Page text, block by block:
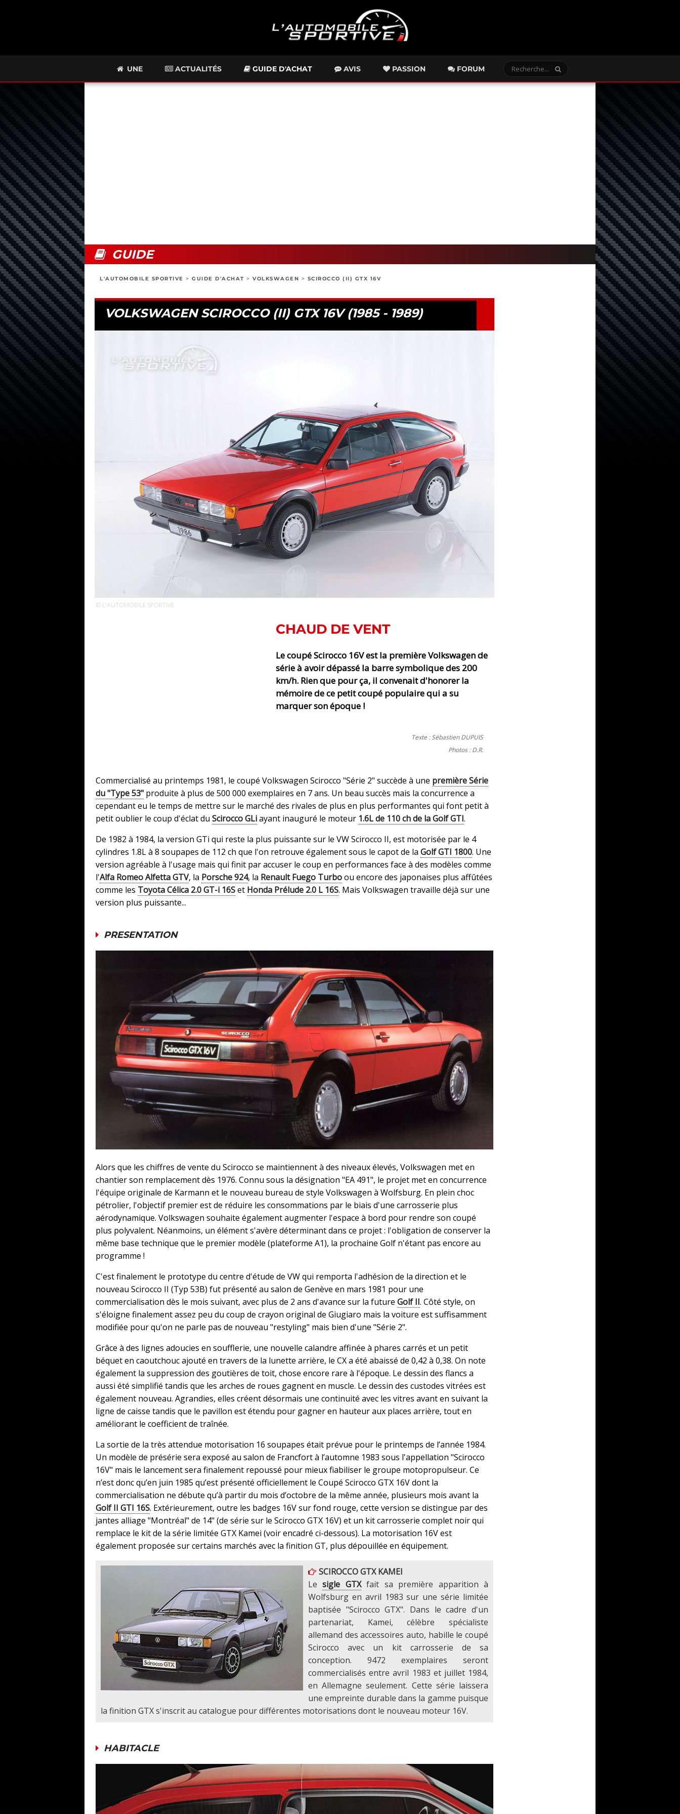
UNE ACTUALITÉS GUIDE D'ACHAT AVIS PASSION FORUM
GUIDE
L'AUTOMOBILE SPORTIVE > GUIDE D'ACHAT > VOLKSWAGEN > SCIROCCO (II) GTX 16V
VOLKSWAGEN SCIROCCO (II) GTX 16V (1985 - 1989)
© L'AUTOMOBILE SPORTIVE
CHAUD DE VENT
Le coupé Scirocco 16V est la première Volkswagen de
série à avoir dépassé la barre symbolique des 200
km/h. Rien que pour ça, il convenait d'honorer la
mémoire de ce petit coupé populaire qui a su
marquer son époque !
Texte : Sébastien DUPUIS
Photos : D.R.
Commercialisé au printemps 1981, le coupé Volkswagen Scirocco "Série 2" succède à une première Série
du "Type 53" produite à plus de 500 000 exemplaires en 7 ans. Un beau succès mais la concurrence a
cependant eu le temps de mettre sur le marché des rivales de plus en plus performantes qui font petit à
petit oublier le coup d'éclat du Scirocco GLiayant inauguré le moteur 1.6L de 110 ch de la Golf GTI.
De 1982 à 1984, la version GTi qui reste la plus puissante sur le VW Scirocco II, est motorisée par le 4
cylindres 1.8L à 8 soupapes de 112 ch que l'on retrouve également sous le capot de la Golf GTI 1800. Une
version agréable à l'usage mais qui finit par accuser le coup en performances face à des modèles comme
l'Alfa Romeo Alfetta GTV, la Porsche 924, la Renault Fuego Turboou encore des japonaises plus affûtées
comme les Toyota Célica 2.0 GT-i 16Set Honda Prélude 2.0 L 16S. Mais Volkswagen travaille déjà sur une
version plus puissante...
PRESENTATION
Alors que les chiffres de vente du Scirocco se maintiennent à des niveaux élevés, Volkswagen met en
chantier son remplacement dès 1976. Connu sous la désignation "EA 491", le projet met en concurrence
l'équipe originale de Karmann et le nouveau bureau de style Volkswagen à Wolfsburg. En plein choc
pétrolier, l'objectif premier est de réduire les consommations par le biais d'une carrosserie plus
aérodynamique. Volkswagen souhaite également augmenter l'espace à bord pour rendre son coupé
plus polyvalent. Néanmoins, un élément s'avère déterminant dans ce projet : l'obligation de conserver la
même base technique que le premier modèle (plateforme A1), la prochaine Golf n'étant pas encore au
programme !
C'est finalement le prototype du centre d'étude de VW qui remporta l'adhésion de la direction et le
nouveau Scirocco II (Typ 53B) fut présenté au salon de Genève en mars 1981 pour une
commercialisation dès le mois suivant, avec plus de 2 ans d'avance sur la future Golf II. Côté style, on
s'éloigne finalement assez peu du coup de crayon original de Giugiaro mais la voiture est suffisamment
modifiée pour qu'on ne parle pas de nouveau "restyling" mais bien d'une "Série 2".
Grâce à des lignes adoucies en soufflerie, une nouvelle calandre affinée à phares carrés et un petit
béquet en caoutchouc ajouté en travers de la lunette arrière, le CX a été abaissé de 0,42 à 0,38. On note
également la suppression des goutières de toit, chose encore rare à l'époque. Le dessin des flancs a
aussi été simplifié tandis que les arches de roues gagnent en muscle. Le dessin des custodes vitrées est
également nouveau. Agrandies, elles créent désormais une continuité avec les vitres avant en suivant la
ligne de caisse tandis que le pavillon est étendu pour gagner en hauteur aux places arrière, tout en
améliorant le coefficient de traînée.
La sortie de la très attendue motorisation 16 soupapes était prévue pour le printemps de l’année 1984.
Un modèle de présérie sera exposé au salon de Francfort à l’automne 1983 sous l'appellation "Scirocco
16V" mais le lancement sera finalement repoussé pour mieux fiabiliser le groupe motopropulseur. Ce
n’est donc qu’en juin 1985 qu’est présenté officiellement le Coupé Scirocco GTX 16V dont la
commercialisation ne débute qu’à partir du mois d’octobre de la même année, plusieurs mois avant la
Golf II GTI 16S. Extérieurement, outre les badges 16V sur fond rouge, cette version se distingue par des
jantes alliage "Montréal" de 14" (de série sur le Scirocco GTX 16V) et un kit carrosserie complet noir qui
remplace le kit de la série limitée GTX Kamei (voir encadré ci-dessous). La motorisation 16V est
également proposée sur certains marchés avec la finition GT, plus dépouillée en équipement.
SCIROCCO GTX KAMEI
Lesigle GTXfait sa première apparition à
Wolfsburg en avril 1983 sur une série limitée
baptisée "Scirocco GTX". Dans le cadre d'un
partenariat, Kamei, célèbre spécialiste
allemand des accessoires auto, habille le coupé
Scirocco avec un kit carrosserie de sa
conception. 9472 exemplaires seront
commercialisés entre avril 1983 et juillet 1984,
en Allemagne seulement. Cette série laissera
une empreinte durable dans la gamme puisque
la finition GTX s'inscrit au catalogue pour différentes motorisations dont le nouveau moteur 16V.
HABITACLE